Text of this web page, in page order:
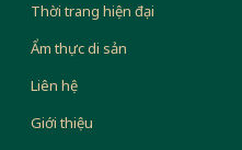
Thời trang hiện đại
Ẩm thực di sản
Liên hệ
Giới thiệu